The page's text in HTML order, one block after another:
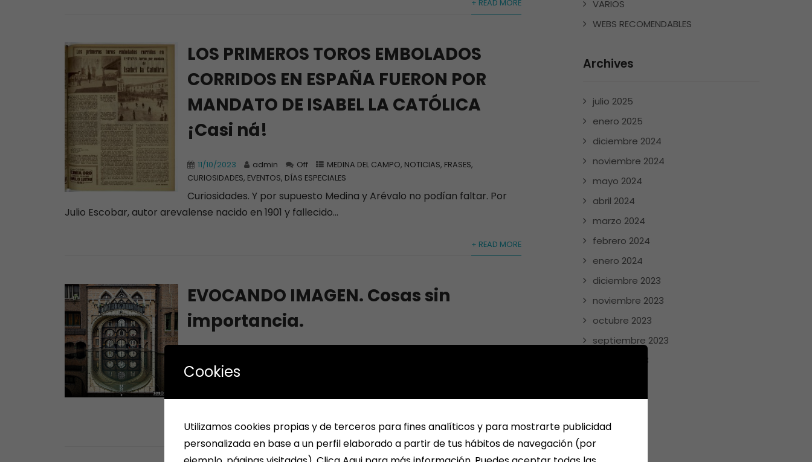
+ READ MORE
LOS PRIMEROS TOROS EMBOLADOS
CORRIDOS EN ESPAÑA FUERON POR
MANDATO DE ISABEL LA CATÓLICA
¡Casi ná!
11/10/2023 admin Off MEDINA DEL CAMPO, NOTICIAS, FRASES,
CURIOSIDADES, EVENTOS, DÍAS ESPECIALES
Curiosidades. Y por supuesto Medina y Arévalo no podían faltar. Por
Julio Escobar, autor arevalense nacido en 1901 y fallecido...
+ READ MORE
EVOCANDO IMAGEN. Cosas sin
importancia.
CURIOSIDADES, EVENTOS, DÍAS ESPECIALES
Inteligencia Artificial es asombrosa! Y sin...
+ READ MORE
VARIOS
WEBS RECOMENDABLES
Archives
julio 2025
enero 2025
diciembre 2024
noviembre 2024
mayo 2024
abril 2024
marzo 2024
febrero 2024
enero 2024
diciembre 2023
noviembre 2023
octubre 2023
septiembre 2023
agosto 2023
junio 2023
mayo 2023
abril 2023
Cookies
Utilizamos cookies propias y de terceros para fines analíticos y para mostrarte publicidad
personalizada en base a un perfil elaborado a partir de tus hábitos de navegación (por